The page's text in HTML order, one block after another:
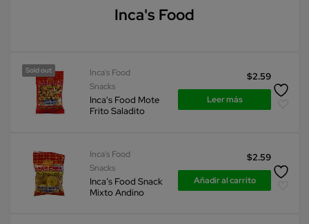
Inca's Food
Sold out
Inca's Food
Snacks
Inca's Food Mote
Frito Saladito
$2.59
Leer más
Inca's Food
Snacks
Inca’s Food Snack
Mixto Andino
$2.59
Añadir al carrito